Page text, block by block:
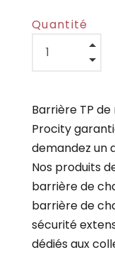
Quantité
Barrière TP
Procity
demandez un
Nos produits
barrière de
barrière de
sécurité
dédiés aux